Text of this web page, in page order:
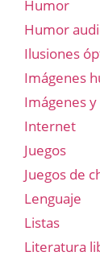
Humor
Humor
Ilusiones
Imágenes
Imágenes
Internet
Juegos
Juegos de
Lenguaje
Listas
Literatura